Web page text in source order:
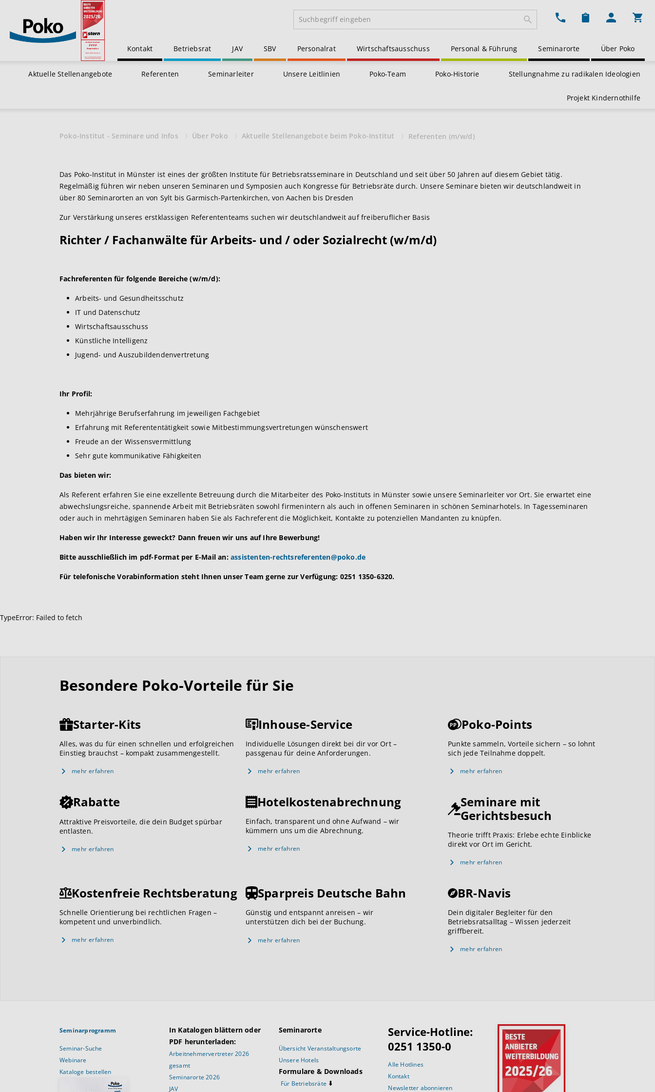
Kontakt Betriebsrat JAV SBV Personalrat Wirtschaftsausschuss Personal & Führung Seminarorte Über Poko
Aktuelle Stellenangebote Referenten Seminarleiter Unsere Leitlinien Poko-Team Poko-Historie Stellungnahme zu radikalen Ideologien
Projekt Kindernothilfe
Poko-Institut - Seminare und Infos Über Poko Aktuelle Stellenangebote beim Poko-Institut Referenten (m/w/d)
Das Poko-Institut in Münster ist eines der größten Institute für Betriebsratsseminare in Deutschland und seit über 50 Jahren auf diesem Gebiet tätig.
Regelmäßig führen wir neben unseren Seminaren und Symposien auch Kongresse für Betriebsräte durch. Unsere Seminare bieten wir deutschlandweit in
über 80 Seminarorten an von Sylt bis Garmisch-Partenkirchen, von Aachen bis Dresden
Zur Verstärkung unseres erstklassigen Referententeams suchen wir deutschlandweit auf freiberuflicher Basis
Richter / Fachanwälte für Arbeits- und / oder Sozialrecht (w/m/d)
Fachreferenten für folgende Bereiche (w/m/d):
Arbeits- und Gesundheitsschutz
IT und Datenschutz
Wirtschaftsausschuss
Künstliche Intelligenz
Jugend- und Auszubildendenvertretung
Ihr Profil:
Mehrjährige Berufserfahrung im jeweiligen Fachgebiet
Erfahrung mit Referententätigkeit sowie Mitbestimmungsvertretungen wünschenswert
Freude an der Wissensvermittlung
Sehr gute kommunikative Fähigkeiten
Das bieten wir:
Als Referent erfahren Sie eine exzellente Betreuung durch die Mitarbeiter des Poko-Instituts in Münster sowie unsere Seminarleiter vor Ort. Sie erwartet eine
abwechslungsreiche, spannende Arbeit mit Betriebsräten sowohl firmenintern als auch in offenen Seminaren in schönen Seminarhotels. In Tagesseminaren
oder auch in mehrtägigen Seminaren haben Sie als Fachreferent die Möglichkeit, Kontakte zu potenziellen Mandanten zu knüpfen.
Haben wir Ihr Interesse geweckt? Dann freuen wir uns auf Ihre Bewerbung!
Bitte ausschließlich im pdf-Format per E-Mail an:assistenten-rechtsreferenten@poko.de
Für telefonische Vorabinformation steht Ihnen unser Team gerne zur Verfügung: 0251 1350-6320.
TypeError: Failed to fetch
Besondere Poko-Vorteile für Sie
Starter-Kits
Alles, was du für einen schnellen und erfolgreichen
Einstieg brauchst – kompakt zusammengestellt.
mehr erfahren
Inhouse-Service
Individuelle Lösungen direkt bei dir vor Ort –
passgenau für deine Anforderungen.
mehr erfahren
Poko-Points
Punkte sammeln, Vorteile sichern – so lohnt
sich jede Teilnahme doppelt.
mehr erfahren
Rabatte
Attraktive Preisvorteile, die dein Budget spürbar
entlasten.
mehr erfahren
Hotelkostenabrechnung
Einfach, transparent und ohne Aufwand – wir
kümmern uns um die Abrechnung.
mehr erfahren
Seminare mit
Gerichtsbesuch
Theorie trifft Praxis: Erlebe echte Einblicke
direkt vor Ort im Gericht.
mehr erfahren
Kostenfreie Rechtsberatung
Schnelle Orientierung bei rechtlichen Fragen –
kompetent und unverbindlich.
mehr erfahren
Sparpreis Deutsche Bahn
Günstig und entspannt anreisen – wir
unterstützen dich bei der Buchung.
mehr erfahren
BR-Navis
Dein digitaler Begleiter für den
Betriebsratsalltag – Wissen jederzeit
griffbereit.
mehr erfahren
Seminarprogramm
Seminar-Suche
Webinare
Kataloge bestellen
In Katalogen blättern oder
PDF herunterladen:
Arbeitnehmervertreter 2026
gesamt
Seminarorte 2026
JAV
Seminarorte
Übersicht Veranstaltungsorte
Unsere Hotels
Formulare & Downloads
Für Betriebsräte ⬇️
Service-Hotline:
0251 1350-0
Alle Hotlines
Kontakt
Newsletter abonnieren